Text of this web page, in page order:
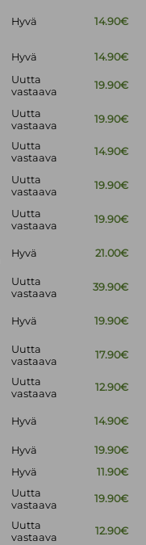
Hyvä 14.90€
Hyvä
14.90€
Uutta
vastaava
19.90€
Uutta
vastaava
19.90€
Uutta
vastaava
14.90€
Uutta
vastaava
19.90€
Uutta
vastaava
19.90€
Hyvä 21.00€
Uutta
vastaava
39.90€
Hyvä 19.90€
Uutta
vastaava
17.90€
Uutta
vastaava
12.90€
Hyvä 14.90€
Hyvä
19.90€
Hyvä 11.90€
Uutta
vastaava
19.90€
Uutta
vastaava
12.90€